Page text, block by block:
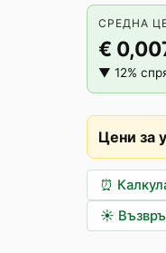
СРЕДНА
€
▼ 12%
Цени за
⏰
☀️